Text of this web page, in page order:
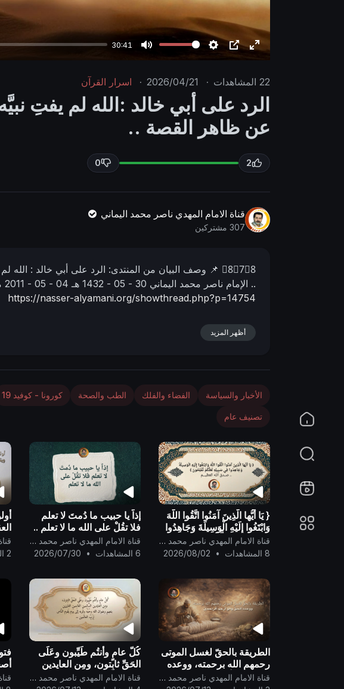
30:41
M
e
t
n
P
e
f
u
l
c
r
e
n
22 المشاهدات ·
2026/04/21
· اسرار القرآن
الرد على أبي خالد :الله لم يفتِ
عن ظاهر القصة ..
2
0
قناة الامام المهدي ناصر محمد اليماني
307 مشتركين
8⃣7⃣8⃣ 📌 وصف البیان من المنتدى: الرد على أبي خالد : الله
.. الإمام ناصر محمد اليماني 30 - 05 - 1432 هـ 04 - 05 - 2011 مـ
https://nasser-alyamani.org/showthread.php?p=14754
أظهر المزيد
الأخبار والسياسة الفضاء والفلك الطب والصحة كورونا - كوفيد 19
تصنيف عام
{ يَا أيُّها الَّذِينَ آمَنُوا اتَّقُوا اللَّهَ
وَابْتَغُوا إِلَيْهِ الْوَسِيلَةَ وَجَاهِدُوا
فِي سَبِيلِهِ لَعَلَّكُمْ تُفْلِحُونَ } قناة الامام المهدي ناصر محمد اليماني
8 المشاهدات
•
2026/08/02
إذاً يا حبيب ما دُمتَ لا تعلم
فلا تقُلْ على الله ما لا تعلم ..
قناة الامام المهدي ناصر محمد اليماني
6 المشاهدات
•
2026/07/30
2 المشاهدات
الطريقة بالحقّ لغسل الموتى
رحمهم الله برحمته، ووعده
الحقّ وهو أرحم الراحمين .. قناة الامام المهدي ناصر محمد اليماني
كُلّ عامٍ وأنتُم طَيِّبون وعَلَى
الحَقِّ ثابِتون، ومِن العايدين
السَّالِمين الغَانِمين الفايزين قناة الامام المهدي ناصر محمد اليماني